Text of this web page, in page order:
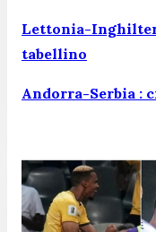
Lettonia-
tabellino
Andorra-Serbia :